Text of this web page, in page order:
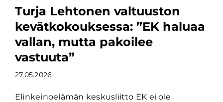
Turja Lehtonen valtuuston
kevätkokouksessa: ”EK haluaa
vallan, mutta pakoilee
vastuuta”
27.05.2026
Elinkeinoelämän keskusliitto EK ei ole